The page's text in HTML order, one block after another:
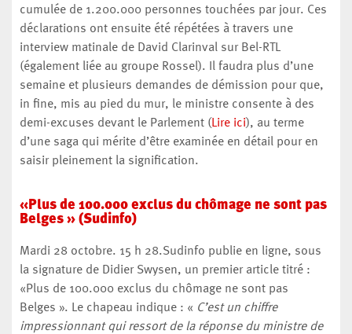
cumulée de 1.200.000 personnes touchées par jour. Ces
déclarations ont ensuite été répétées à travers une
interview matinale de David Clarinval sur Bel-RTL
(également liée au groupe Rossel). Il faudra plus d’une
semaine et plusieurs demandes de démission pour que,
in fine, mis au pied du mur, le ministre consente à des
demi-excuses devant le Parlement (Lire ici), au terme
d’une saga qui mérite d’être examinée en détail pour en
saisir pleinement la signification.
«Plus de 100.000 exclus du chômage ne sont pas
Belges » (Sudinfo)
Mardi 28 octobre. 15 h 28.Sudinfo publie en ligne, sous
la signature de Didier Swysen, un premier article titré :
«Plus de 100.000 exclus du chômage ne sont pas
Belges ». Le chapeau indique : « C’est un chiffre
impressionnant qui ressort de la réponse du ministre de